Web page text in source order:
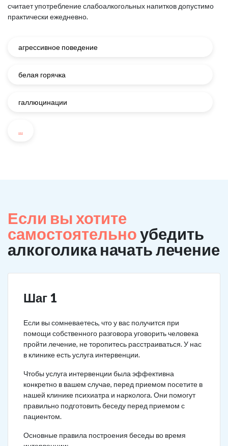
считает употребление слабоалкогольных напитков допустимо
практически ежедневно.
агрессивное поведение
белая горячка
галлюцинации
...
Если вы хотите
самостоятельноубедить
алкоголика начать лечение
Шаг 1
Если вы сомневаетесь, что у вас получится при
помощи собственного разговора уговорить человека
пройти лечение, не торопитесь расстраиваться. У нас
в клинике есть услуга интервенции.
Чтобы услуга интервенции была эффективна
конкретно в вашем случае, перед приемом посетите в
нашей клинике психиатра и нарколога. Они помогут
правильно подготовить беседу перед приемом с
пациентом.
Основные правила построения беседы во время